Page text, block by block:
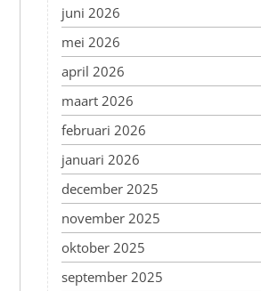
juni 2026
mei 2026
april 2026
maart 2026
februari 2026
januari 2026
december 2025
november 2025
oktober 2025
september 2025